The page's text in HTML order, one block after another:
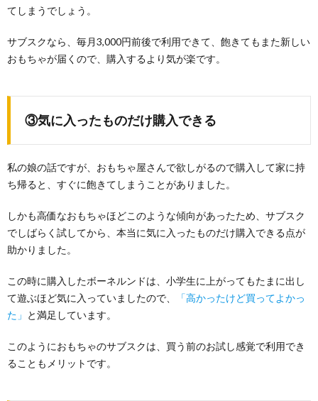
てしまうでしょう。
サブスクなら、毎月3,000円前後で利用できて、飽きてもまた新しい
おもちゃが届くので、購入するより気が楽です。
③気に入ったものだけ購入できる
私の娘の話ですが、おもちゃ屋さんで欲しがるので購入して家に持
ち帰ると、すぐに飽きてしまうことがありました。
しかも高価なおもちゃほどこのような傾向があったため、サブスク
でしばらく試してから、本当に気に入ったものだけ購入できる点が
助かりました。
この時に購入したボーネルンドは、小学生に上がってもたまに出し
て遊ぶほど気に入っていましたので、
「高かったけど買ってよかっ
た」 と満足しています。
このようにおもちゃのサブスクは、買う前のお試し感覚で利用でき
ることもメリットです。